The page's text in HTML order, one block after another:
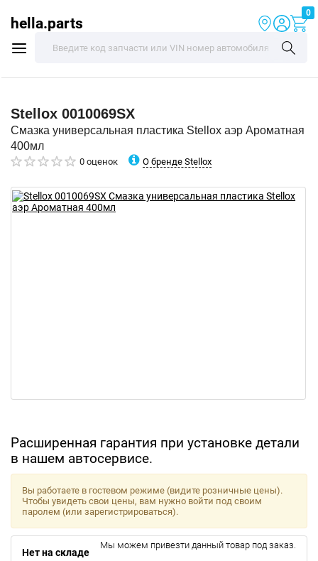
hella.parts
0
Stellox 0010069SX
Смазка универсальная пластика Stellox аэр Ароматная
400мл
0 оценок О бренде Stellox
Расширенная гарантия при установке детали
в нашем автосервисе.
Вы работаете в гостевом режиме (видите розничные цены).
Чтобы увидеть свои цены, вам нужно войти под своим
паролем (или зарегистрироваться).
Нет на складе
Мы можем привезти данный товар под заказ.